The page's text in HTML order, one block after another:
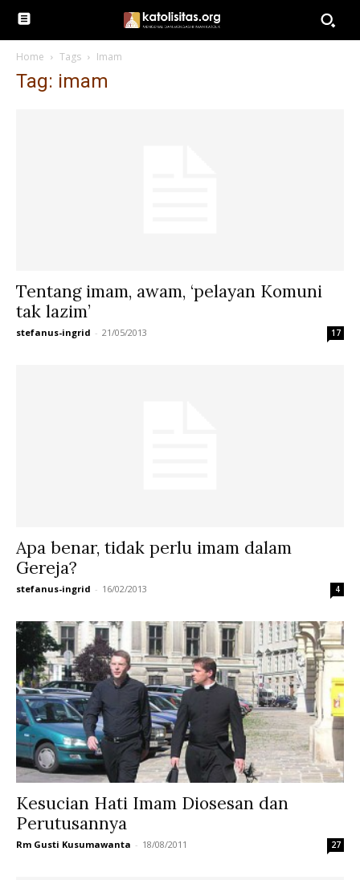
Home Tags Imam
Tag: imam
Tentang imam, awam, ‘pelayan Komuni
tak lazim’
stefanus-ingrid - 21/05/2013 17
Apa benar, tidak perlu imam dalam
Gereja?
stefanus-ingrid - 16/02/2013 4
Kesucian Hati Imam Diosesan dan
Perutusannya
Rm Gusti Kusumawanta - 18/08/2011 27